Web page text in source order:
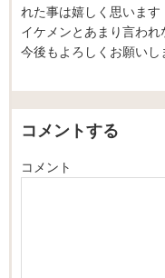
れた事は嬉しく思います
イケメンとあまり言わ
今後もよろしくお願いし
コメントする
コメント